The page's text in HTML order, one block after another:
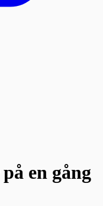
på en gång